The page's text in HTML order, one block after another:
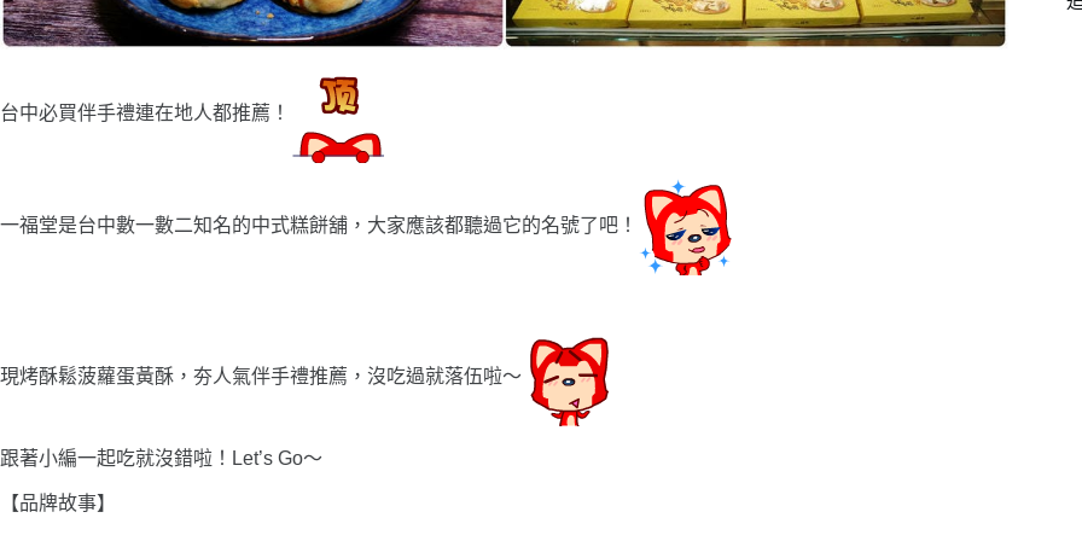
台中必買伴手禮連在地人都推薦！
一福堂是台中數一數二知名的中式糕餅舖，大家應該都聽過它的名號了吧！
現烤酥鬆菠蘿蛋黃酥，夯人氣伴手禮推薦，沒吃過就落伍啦〜
跟著小編一起吃就沒錯啦！Let’s Go〜
【品牌故事】